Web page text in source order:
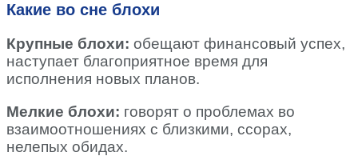
Какие во сне блохи
Крупные блохи: обещают финансовый успех,
наступает благоприятное время для
исполнения новых планов.
Мелкие блохи: говорят о проблемах во
взаимоотношениях с близкими, ссорах,
нелепых обидах.